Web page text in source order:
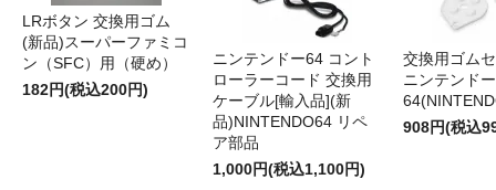
LRボタン 交換用ゴム
(新品)スーパーファミコ
ン（SFC）用（硬め）
182円(税込200円)
ニンテンドー64 コント
ローラーコード 交換用
ケーブル[輸入品](新
品)NINTENDO64 リペ
ア部品
1,000円(税込1,100円)
交換用ゴム
ニンテンドー
908円(税込